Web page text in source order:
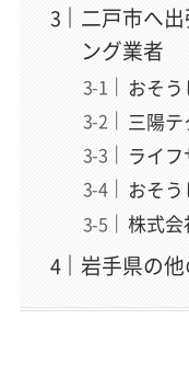
二戸市へ
ング業者
おそ
三陽
ライ
おそ
株式会
岩手県の